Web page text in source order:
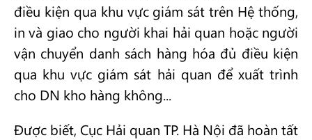
điều kiện qua khu vực giám sát trên Hệ thống,
in và giao cho người khai hải quan hoặc người
vận chuyển danh sách hàng hóa đủ điều kiện
qua khu vực giám sát hải quan để xuất trình
cho DN kho hàng không...
Được biết, Cục Hải quan TP. Hà Nội đã hoàn tất